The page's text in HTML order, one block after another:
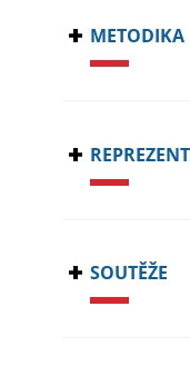
METODIKA
SOUTĚŽE